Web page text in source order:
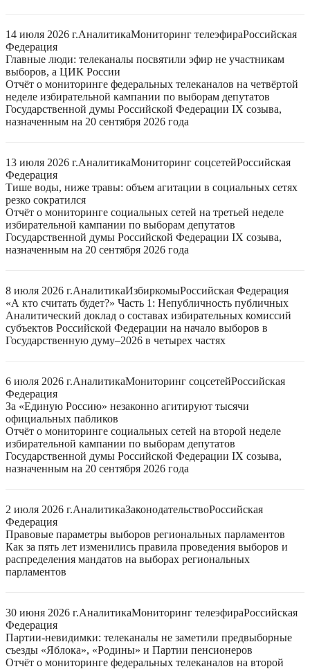
14 июля 2026 г.АналитикаМониторинг телеэфираРоссийская
Федерация
Главные люди: телеканалы посвятили эфир не участникам
выборов, а ЦИК России
Отчёт о мониторинге федеральных телеканалов на четвёртой
неделе избирательной кампании по выборам депутатов
Государственной думы Российской Федерации IX созыва,
назначенным на 20 сентября 2026 года
13 июля 2026 г.АналитикаМониторинг соцсетейРоссийская
Федерация
Тише воды, ниже травы: объем агитации в социальных сетях
резко сократился
Отчёт о мониторинге социальных сетей на третьей неделе
избирательной кампании по выборам депутатов
Государственной думы Российской Федерации IX созыва,
назначенным на 20 сентября 2026 года
8 июля 2026 г.АналитикаИзбиркомыРоссийская Федерация
«А кто считать будет?» Часть 1: Непубличность публичных
Аналитический доклад о составах избирательных комиссий
субъектов Российской Федерации на начало выборов в
Государственную думу–2026 в четырех частях
6 июля 2026 г.АналитикаМониторинг соцсетейРоссийская
Федерация
За «Единую Россию» незаконно агитируют тысячи
официальных пабликов
Отчёт о мониторинге социальных сетей на второй неделе
избирательной кампании по выборам депутатов
Государственной думы Российской Федерации IX созыва,
назначенным на 20 сентября 2026 года
2 июля 2026 г.АналитикаЗаконодательствоРоссийская
Федерация
Правовые параметры выборов региональных парламентов
Как за пять лет изменились правила проведения выборов и
распределения мандатов на выборах региональных
парламентов
30 июня 2026 г.АналитикаМониторинг телеэфираРоссийская
Федерация
Партии-невидимки: телеканалы не заметили предвыборные
съезды «Яблока», «Родины» и Партии пенсионеров
Отчёт о мониторинге федеральных телеканалов на второй